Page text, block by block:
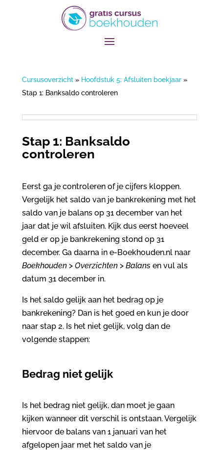
Cursusoverzicht» Hoofdstuk 5: Afsluiten boekjaar»
Stap 1: Banksaldo controleren
Stap 1: Banksaldo
controleren
Eerst ga je controleren of je cijfers kloppen.
Vergelijk het saldo van je bankrekening met het
saldo van je balans op 31 december van het
jaar dat je wil afsluiten. Kijk dus eerst hoeveel
geld er op je bankrekening stond op 31
december. Ga daarna in e-Boekhouden.nl naar
Boekhouden> Overzichten> Balansen vul als
datum 31 december in.
Is het saldo gelijk aan het bedrag op je
bankrekening? Dan is het goed en kun je door
naar stap 2. Is het niet gelijk, volg dan de
volgende stappen:
Bedrag niet gelijk
Is het bedrag niet gelijk, dan moet je gaan
kijken wanneer dit verschil is ontstaan. Vergelijk
hiervoor de balans van 1 januari van het
afgelopen jaar met het saldo van je